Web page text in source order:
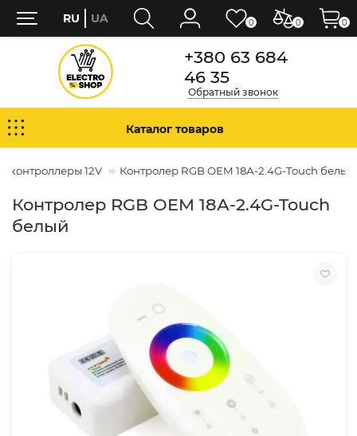
+380 63 684
46 35
Обратный звонок
Каталог товаров
контроллеры 12V Контролер RGB OEM 18А-2.4G-Touch белый
Контролер RGB OEM 18А-2.4G-Touch
белый
0 0
RU UA 0